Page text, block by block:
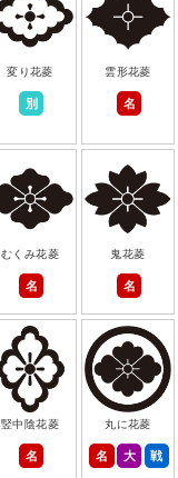
変り花菱
別
雲形花菱
名
むくみ花菱
名
鬼花菱
名
竪中陰花菱
名
丸に花菱
名 大 戦